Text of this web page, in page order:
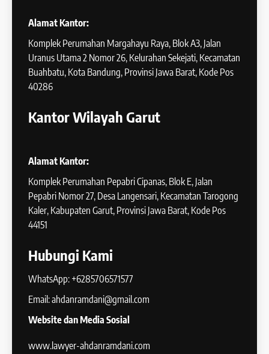
Alamat Kantor:
Komplek Perumahan Margahayu Raya, Blok A3, Jalan
Uranus Utama 2 Nomor 26, Kelurahan Sekejati, Kecamatan
Buahbatu, Kota Bandung, Provinsi Jawa Barat, Kode Pos
40286
Kantor Wilayah Garut
Alamat Kantor:
Komplek Perumahan Pepabri Cipanas, Blok E, Jalan
Pepabri Nomor 27, Desa Langensari, Kecamatan Tarogong
Kaler, Kabupaten Garut, Provinsi Jawa Barat, Kode Pos
44151
Hubungi Kami
WhatsApp: +6285706571577
Email: ahdanramdani@gmail.com
Website dan Media Sosial
www.lawyer-ahdanramdani.com